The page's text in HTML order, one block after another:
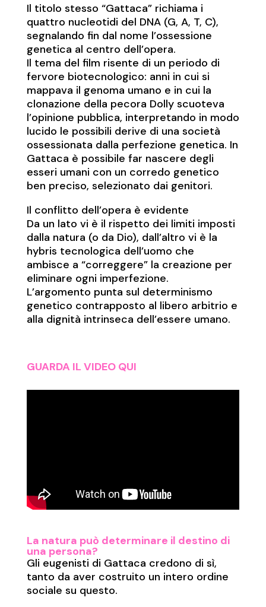
Il titolo stesso “Gattaca” richiama i
quattro nucleotidi del DNA (G, A, T, C),
segnalando fin dal nome l’ossessione
genetica al centro dell’opera.
Il tema del film risente di un periodo di
fervore biotecnologico: anni in cui si
mappava il genoma umano e in cui la
clonazione della pecora Dolly scuoteva
l’opinione pubblica, interpretando in modo
lucido le possibili derive di una società
ossessionata dalla perfezione genetica. In
Gattaca è possibile far nascere degli
esseri umani con un corredo genetico
ben preciso, selezionato dai genitori.
Il conflitto dell’opera è evidente
Da un lato vi è il rispetto dei limiti imposti
dalla natura (o da Dio), dall’altro vi è la
hybris tecnologica dell’uomo che
ambisce a “correggere” la creazione per
eliminare ogni imperfezione.
L’argomento punta sul determinismo
genetico contrapposto al libero arbitrio e
alla dignità intrinseca dell’essere umano.
GUARDA IL VIDEO QUI
La natura può determinare il destino di
una persona?
Gli eugenisti di Gattaca credono di sì,
tanto da aver costruito un intero ordine
sociale su questo.